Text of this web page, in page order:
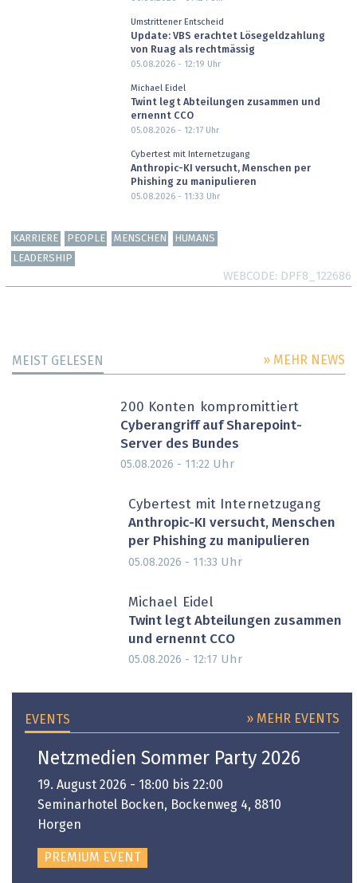
Umstrittener Entscheid
Update: VBS erachtet Lösegeldzahlung
von Ruag als rechtmässig
05.08.2026 - 12:19 Uhr
Michael Eidel
Twint legt Abteilungen zusammen und
ernennt CCO
05.08.2026 - 12:17Uhr
Cybertest mit Internetzugang
Anthropic-KI versucht, Menschen per
Phishing zu manipulieren
05.08.2026 - 11:33 Uhr
KARRIERE PEOPLE MENSCHEN
HUMANS
LEADERSHIP
WEBCODE DPF8_122686
MEIST GELESEN » MEHR NEWS
200 Konten kompromittiert
Cyberangriff auf Sharepoint-
Server des Bundes
05.08.2026 - 11:22 Uhr
Cybertest mit Internetzugang
Anthropic-KI versucht, Menschen
per Phishing zu manipulieren
05.08.2026 - 11:33 Uhr
Michael Eidel
Twint legt Abteilungen zusammen
und ernennt CCO
05.08.2026 - 12:17 Uhr
EVENTS » MEHR EVENTS
Netzmedien Sommer Party 2026
19. August 2026 - 18:00 bis 22:00
Seminarhotel Bocken, Bockenweg 4, 8810
Horgen
PREMIUM EVENT